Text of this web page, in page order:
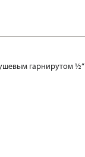
гарнирутом ½“